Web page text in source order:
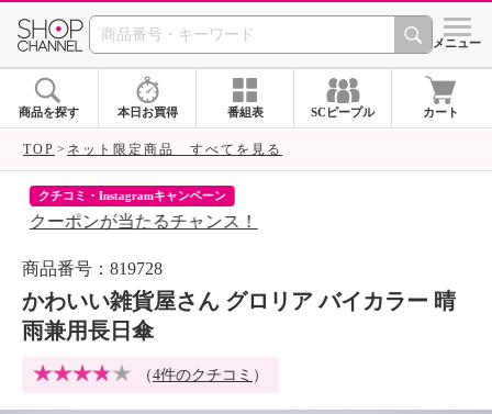
SHOP CHANNEL シメニュー
商品を探す 本日お買得 番組表 SCピープル カート
TOP ネット限定商品 すべてを見る
クチコミ・Instagramキャンペーン
クーポンが当たるチャンス！
商品番号：819728
かわいい雑貨屋さん グロリア バイカラー 晴
雨兼用長日傘
（4件のクチコミ ）